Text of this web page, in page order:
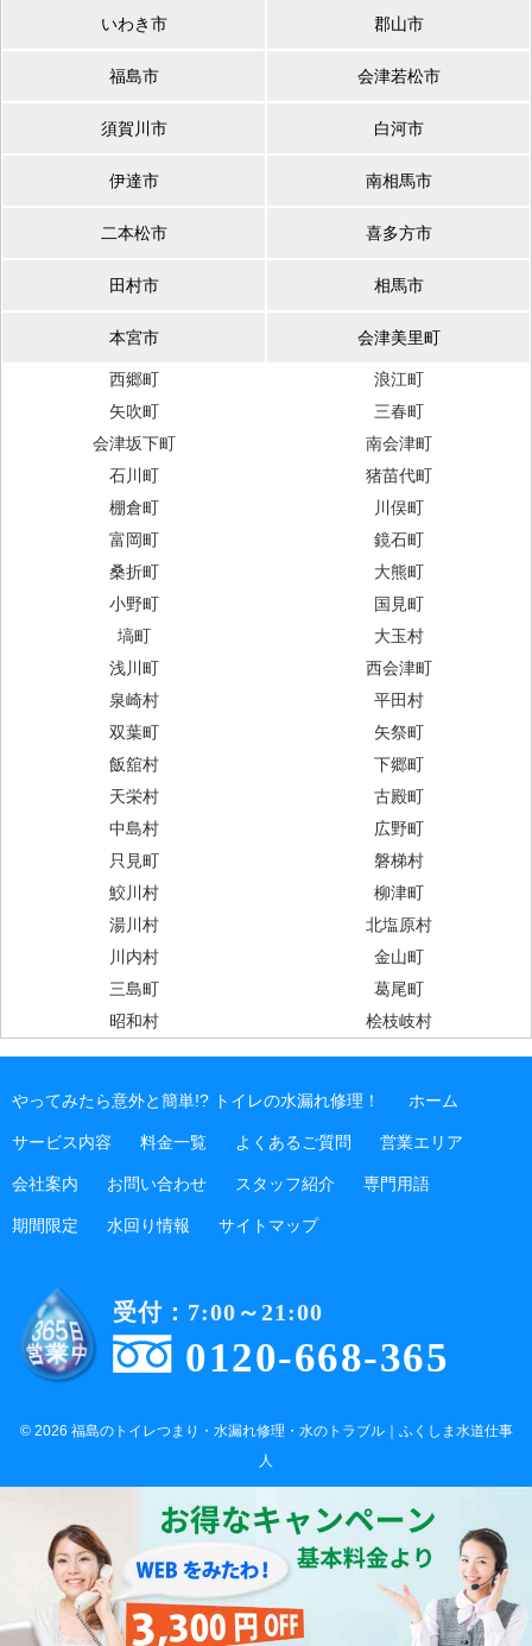
いわき市 郡山市
福島市 会津若松市
須賀川市 白河市
伊達市 南相馬市
二本松市 喜多方市
田村市 相馬市
本宮市 会津美里町
西郷町
浪江町
矢吹町
三春町
会津坂下町
南会津町
石川町
猪苗代町
棚倉町
川俣町
富岡町
鏡石町
桑折町
大熊町
小野町
国見町
塙町
大玉村
浅川町
西会津町
泉崎村
平田村
双葉町
矢祭町
飯舘村
下郷町
天栄村
古殿町
中島村
広野町
只見町
磐梯村
鮫川村
柳津町
湯川村
北塩原村
川内村
金山町
三島町
葛尾町
昭和村
桧枝岐村
やってみたら意外と簡単!? トイレの水漏れ修理！ ホーム
サービス内容 料金一覧 よくあるご質問 営業エリア
会社案内 お問い合わせ スタッフ紹介 専門用語
期間限定 水回り情報 サイトマップ
0120-668-365
受付：7:00～21:00
© 2026 福島のトイレつまり・水漏れ修理・水のトラブル｜ふくしま水道仕事
人